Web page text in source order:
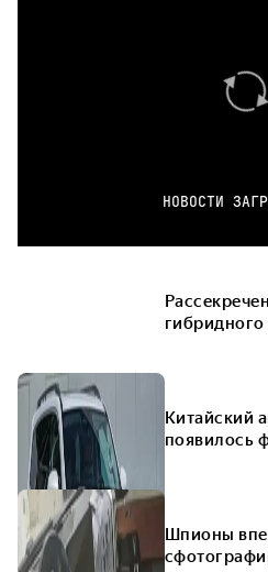
НОВОСТИ
Китайский
появилось
Шпионы